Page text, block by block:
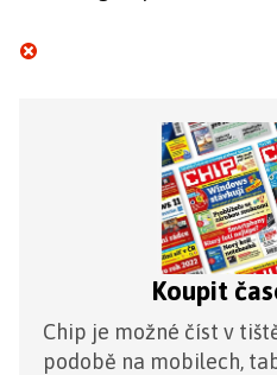
Koupit
Chip je možné číst v
podobě na mobilech,